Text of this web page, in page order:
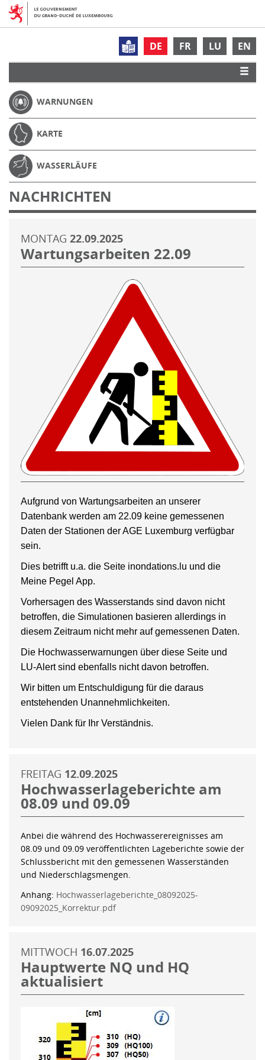
DE FR LU EN
WARNUNGEN
KARTE
WASSERLÄUFE
NACHRICHTEN
MONTAG 22.09.2025
Wartungsarbeiten 22.09
Aufgrund von Wartungsarbeiten an unserer
Datenbank werden am 22.09 keine gemessenen
Daten der Stationen der AGE Luxemburg verfügbar
sein.
Dies betrifft u.a. die Seite inondations.lu und die
Meine Pegel App.
Vorhersagen des Wasserstands sind davon nicht
betroffen, die Simulationen basieren allerdings in
diesem Zeitraum nicht mehr auf gemessenen Daten.
Die Hochwasserwarnungen über diese Seite und
LU-Alert sind ebenfalls nicht davon betroffen.
Wir bitten um Entschuldigung für die daraus
entstehenden Unannehmlichkeiten.
Vielen Dank für Ihr Verständnis.
FREITAG 12.09.2025
Hochwasserlageberichte am
08.09 und 09.09
Anbei die während des Hochwasserereignisses am
08.09 und 09.09 veröffentlichten Lageberichte sowie der
Schlussbericht mit den gemessenen Wasserständen
und Niederschlagsmengen.
Anhang: Hochwasserlageberichte_08092025-
09092025_Korrektur.pdf
MITTWOCH 16.07.2025
Hauptwerte NQ und HQ
aktualisiert